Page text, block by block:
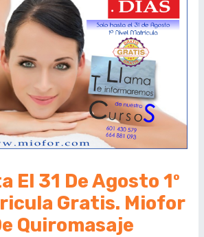
El 31 De Agosto 1º
Gratis. Miofor
Quiromasaje